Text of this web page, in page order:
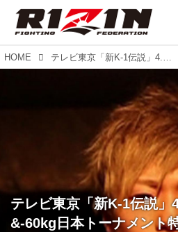
HOME テレビ東京「新K-1伝説」4.14深夜は武尊&-60kg日本トーナメント特集【K-1】
テレビ東京「新K-1伝説」
&-60kg日本トーナメント